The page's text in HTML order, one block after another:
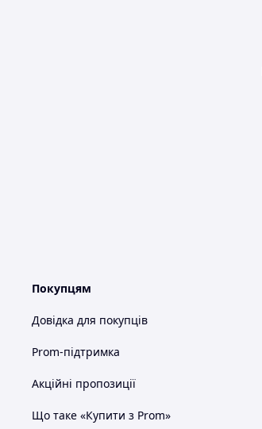
Покупцям
Довідка для покупців
Prom-підтримка
Акційні пропозиції
Що таке «Купити з Prom»